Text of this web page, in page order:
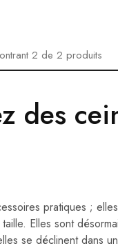
2de2produits
des
pratiques ;
Elles sont
se déclinent dans